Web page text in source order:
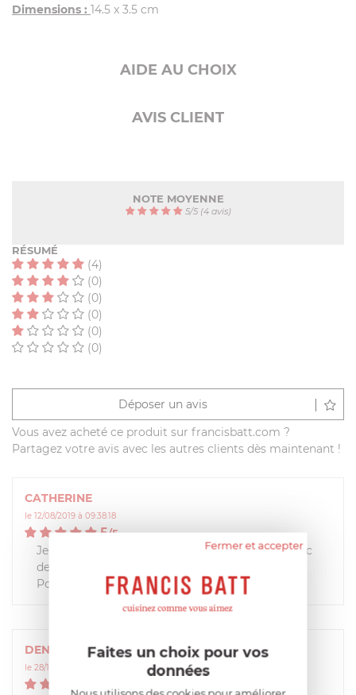
Dimensions : 14.5 x 3.5 cm
AIDE AU CHOIX
AVIS CLIENT
NOTE MOYENNE
5/5(4 avis)
RÉSUMÉ
(4)
(0)
(0)
(0)
(0)
(0)
Déposer un avis
Vous avez acheté ce produit sur francisbatt.com ?
Partagez votre avis avec les autres clients dès maintenant !
CATHERINE
le 12/08/2019 à 09:38:18
5/5
Je n'ai pour le moment pas eu de problèmes avec
des bocaux difficiles à ouvrir à la main.
Pour le bouchon standard il fait son job
DENISE
le 28/12/2015 à 09:11:49
Fermer et accepter
Faites un choix pour vos
données